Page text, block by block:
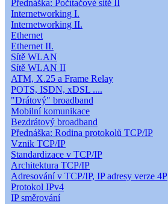
Přednáška: Počítačové sítě II
Internetworking I.
Internetworking II.
Ethernet
Ethernet II.
Sítě WLAN
Sítě WLAN II
ATM, X.25 a Frame Relay
POTS, ISDN, xDSL ....
"Drátový" broadband
Mobilní komunikace
Bezdrátový broadband
Přednáška: Rodina protokolů TCP/IP
Vznik TCP/IP
Standardizace v TCP/IP
Architektura TCP/IP
Adresování v TCP/IP, IP adresy verze 4P
Protokol IPv4
IP směrování